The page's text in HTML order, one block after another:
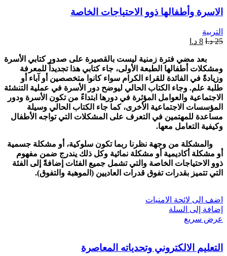
الاسرة وأطفالها ذوو الاحتياجات الخاصة
التربية
25 د.ا 8 د.ا
بعد مضي فترة زمنية ليست بالقصيرة على صدور كتابي الأسرة
ومشكلات أطفالها الطبعة الأولى، جاء كتابي هذا تجديداً للمعرفة
وزيادةً في الفائدة للقراء الكرام سواء كانوا متخصصين أو آباء أو
طلبة علم. وجاء الكتاب الحالي ليوضح دور الأسرة في عملية التنشئة
الاجتماعية والعوامل المؤثرة في دورها ابتداءً من تكون الأسرة ودور
المؤسسات الاجتماعية الأخرى، كما جاء الكتاب الحالي وسيلة
مساعدة للمهتمين في التعرف على المشكلات التي تواجه الأطفال
وكيفية التعامل معها.
والمشكلة من وجهة نظرنا ربما تكون سلوكية، أو مشكلة جسمية
أو مشكلة أكاديمية أو مشكلة نمائية وكل ذلك يندرج ضمن مفهوم
ذوو الاحتياجات الخاصة والتي تشمل جميع الفئات إضافةً إلى الفئة
التي تتميز بقدرات تفوق قدرات العاديين (الموهبة والتفوق).
اضف الى لائحة الامنيات
إضافة إلى السلة
عرض سريع
التعليم الالكتروني وتحدياته المعاصرة